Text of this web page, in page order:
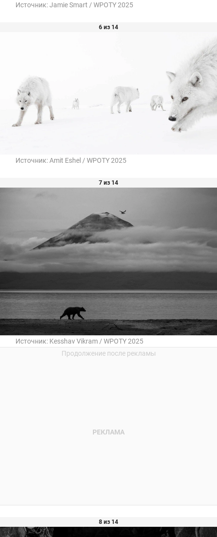
Источник:Jamie Smart / WPOTY 2025
6 из 14
Источник:Amit Eshel / WPOTY 2025
7 из 14
Источник: Kesshav Vikram / WPOTY 2025
8 из 14